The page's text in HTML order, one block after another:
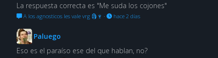
La respuesta correcta es "Me suda los cojones"
A los agnosticos les vale vrg 🗿🍷 · hace 2 días
Paluego
Eso es el paraíso ese del que hablan, no?